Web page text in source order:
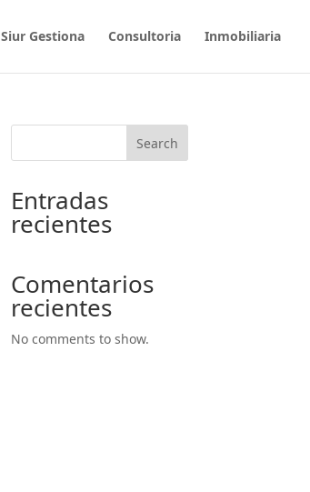
Siur Gestiona Consultoria Inmobiliaria
Search
Entradas
recientes
Comentarios
recientes
No comments to show.